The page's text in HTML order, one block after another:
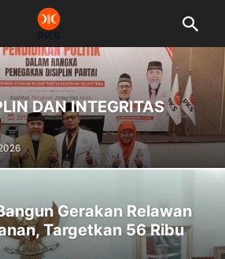
DAN INTEGRITAS
Gerakan Relawan
Targetkan 56 Ribu